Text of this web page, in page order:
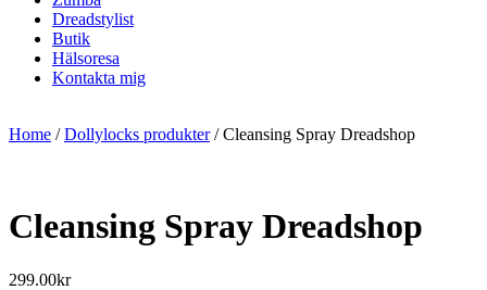
Dreadstylist
Butik
Hälsoresa
Kontakta mig
Home /Dollylocks produkter/ Cleansing Spray Dreadshop
Cleansing Spray Dreadshop
299.00kr